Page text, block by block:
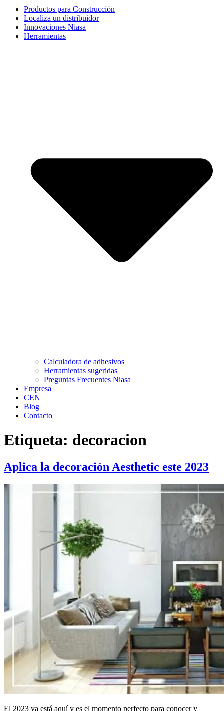
Productos para Construcción
Localiza un distribuidor
Innovaciones Niasa
Herramientas
Calculadora de adhesivos
Herramientas sugeridas
Preguntas Frecuentes Niasa
Empresa
CEN
Blog
Contacto
Etiqueta: decoracion
Aplica la decoración Aesthetic este 2023
El 2023 ya está aquí y es el momento perfecto para conocer y